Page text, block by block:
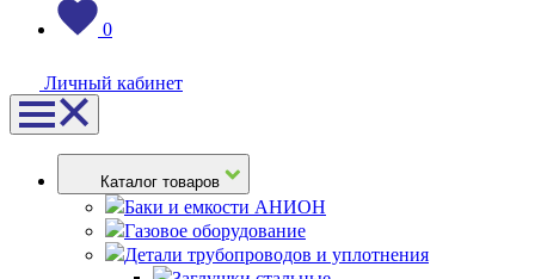
0
Личный кабинет
Каталог товаров
Баки и емкости АНИОН
Газовое оборудование
Детали трубопроводов и уплотнения